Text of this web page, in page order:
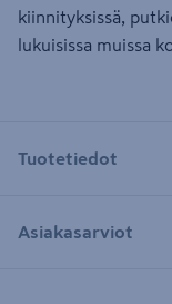
kiinnityksissä,
lukuisissa muissa
Tuotetiedot
Asiakasarviot